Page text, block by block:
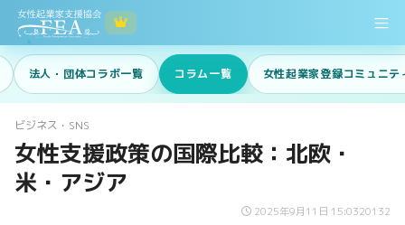
法人・団体コラボ一覧 コラム一覧 女性起業家登録コミュニテ
ビジネス・SNS
女性支援政策の国際比較：北欧・
米・アジア
2025年9月11日 15:0320132